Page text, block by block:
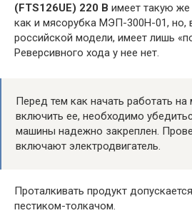
(FTS126UE) 220 В имеет такую же
как и мясорубка МЭП-300Н-01, но,
российской модели, имеет лишь
Реверсивного хода у нее нет.
Перед тем как начать работать на
включить ее, необходимо
машины надежно закреплен.
включают электродвигатель.
Проталкивать продукт
пестиком-толкачом.